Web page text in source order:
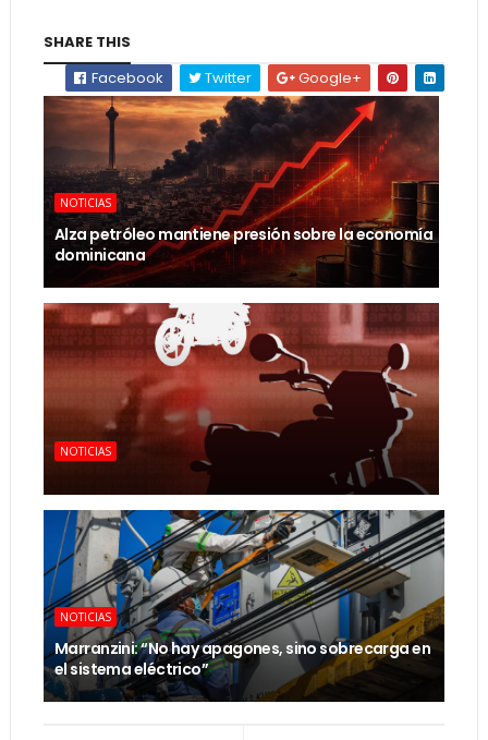
SHARE THIS
Facebook
Twitter Google+
NOTICIAS
Alza petróleo mantiene presión sobre la economía
dominicana
NOTICIAS
NOTICIAS
Marranzini: “No hay apagones, sino sobrecarga en
el sistema eléctrico”